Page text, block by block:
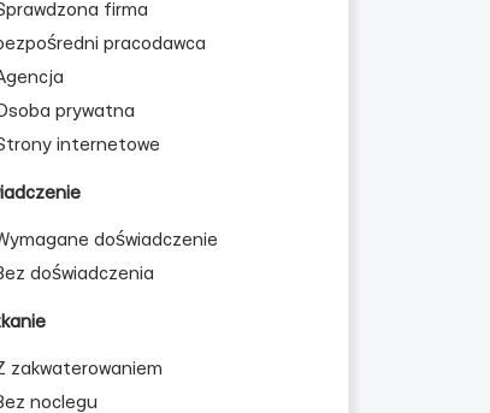
firma
pracodawca
prywatna
internetowe
doświadczenie
doświadczenia
zakwaterowaniem
noclegu